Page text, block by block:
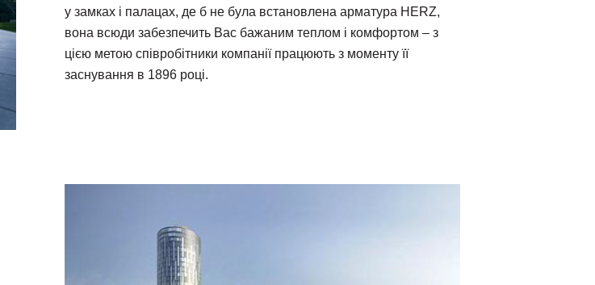
у замках і палацах, де б не була встановлена арматура HERZ,
вона всюди забезпечить Вас бажаним теплом і комфортом – з
цією метою співробітники компанії працюють з моменту її
заснування в 1896 році.